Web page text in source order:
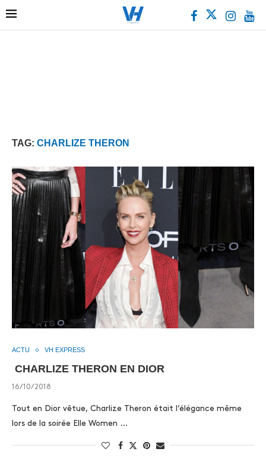
TAG: CHARLIZE THERON
ACTU VH EXPRESS
CHARLIZE THERON EN DIOR
16/10/2018
Tout en Dior vêtue, Charlize Theron était l’élégance même
lors de la soirée Elle Women …